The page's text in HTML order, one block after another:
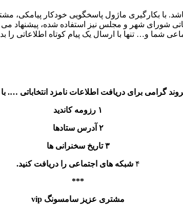
با بکارگیری ماژول پاسخگویی خودکار پیامکی،
شورای شهر و مجلس نیز استفاده شده، پیشنهاد می
شما و… تنها با ارسال یک پیام کوتاه اطلاعاتی را
گرامی برای دریافت اطلاعات نامزد انتخاباتی ….
۱ رزومه کاندید
۲ آدرس ستادها
۳ تاریخ سخنرانی ها
۴ شبکه های اجتماعی را دریافت کنید.
***
مشتری عزیز سامسونگ vip